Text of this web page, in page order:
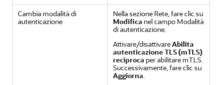
Cambia modalità di
autenticazione
Nella sezione Rete, fare clic su
Modifica nel campo Modalità
di autenticazione.
Attivare/disattivareAbilita
autenticazione TLS (mTLS)
reciproca per abilitare mTLS.
Successivamente, fare clic su
Aggiorna.